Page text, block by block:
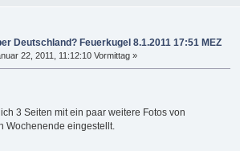
Deutschland? Feuerkugel 8.1.2011 17:51 MEZ
22, 2011, 11:12:10 Vormittag »
3 Seiten mit ein paar weitere Fotos von
Wochenende eingestellt.